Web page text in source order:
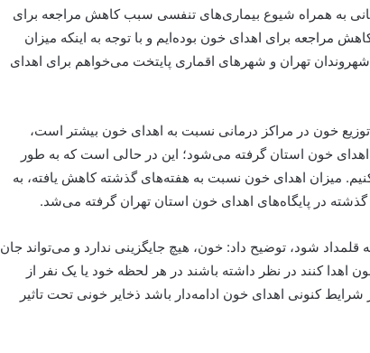
به همراه شیوع بیماری‌های تنفسی سبب کاهش مراجعه برای
برای اهدای خون بوده‌ایم و با توجه به اینکه میزان
تهران و شهرهای اقماری پایتخت می‌خواهم برای اهدای
توزیع خون در مراکز درمانی نسبت به اهدای خون بیشتر است،
واحد خون در پایگاه‌های اهدای خون استان گرفته می‌شود؛ این در حالی است که به طور
توزیع می‌کنیم. میزان اهدای خون نسبت به هفته‌های گذشته کاهش یافته، به
قلمداد شود، توضیح داد: خون، هیچ‌ جایگزینی ندارد و می‌تواند جان
اهدا کنند در نظر داشته باشند در هر لحظه خود یا یک نفر از
کنونی اهدای خون ادامه‌دار باشد ذخایر خونی تحت تاثیر